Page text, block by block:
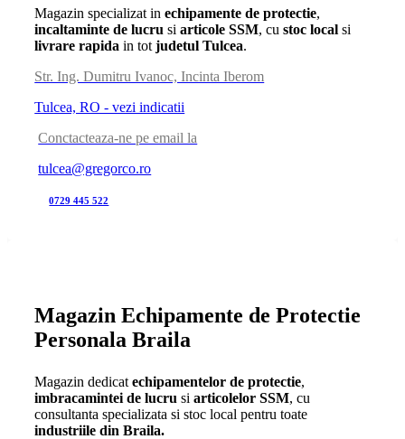
Magazin specializat inechipamente de protectie,
incaltaminte de lucru siarticole SSM, cu stoc local si
livrare rapida in totjudetul Tulcea.
Str. Ing. Dumitru Ivanoc, Incinta Iberom
Tulcea, RO - vezi indicatii
Conctacteaza-ne pe email la
tulcea@gregorco.ro
0729 445 522
Magazin Echipamente de Protectie
Personala Braila
Magazin dedicatechipamentelor de protectie,
imbracamintei de lucru siarticolelor SSM, cu
consultanta specializata si stoc local pentru toate
industriile din Braila.